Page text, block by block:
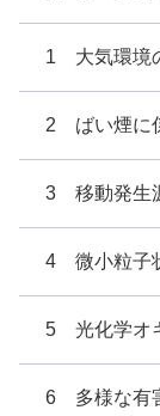
1 大気環境
2 ばい煙に
3 移動発生
4 微小粒子
5 光化学オ
6 多様な有